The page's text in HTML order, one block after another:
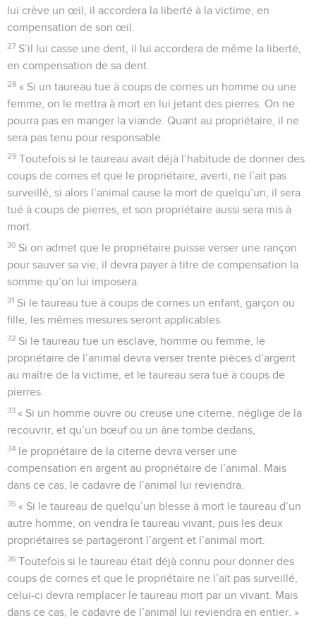
lui crève un œil, il accordera la liberté à la victime, en
compensation de son œil.
27 S’il lui casse une dent, il lui accordera de même la liberté,
en compensation de sa dent.
28 « Si un taureau tue à coups de cornes un homme ou une
femme, on le mettra à mort en lui jetant des pierres. On ne
pourra pas en manger la viande. Quant au propriétaire, il ne
sera pas tenu pour responsable.
29 Toutefois si le taureau avait déjà l’habitude de donner des
coups de cornes et que le propriétaire, averti, ne l’ait pas
surveillé, si alors l’animal cause la mort de quelqu’un, il sera
tué à coups de pierres, et son propriétaire aussi sera mis à
mort.
30 Si on admet que le propriétaire puisse verser une rançon
pour sauver sa vie, il devra payer à titre de compensation la
somme qu’on lui imposera.
31 Si le taureau tue à coups de cornes un enfant, garçon ou
fille, les mêmes mesures seront applicables.
32 Si le taureau tue un esclave, homme ou femme, le
propriétaire de l’animal devra verser trente pièces d’argent
au maître de la victime, et le taureau sera tué à coups de
pierres.
33 « Si un homme ouvre ou creuse une citerne, néglige de la
recouvrir, et qu’un bœuf ou un âne tombe dedans,
34 le propriétaire de la citerne devra verser une
compensation en argent au propriétaire de l’animal. Mais
dans ce cas, le cadavre de l’animal lui reviendra.
35 « Si le taureau de quelqu’un blesse à mort le taureau d’un
autre homme, on vendra le taureau vivant, puis les deux
propriétaires se partageront l’argent et l’animal mort.
36 Toutefois si le taureau était déjà connu pour donner des
coups de cornes et que le propriétaire ne l’ait pas surveillé,
celui-ci devra remplacer le taureau mort par un vivant. Mais
dans ce cas, le cadavre de l’animal lui reviendra en entier. »